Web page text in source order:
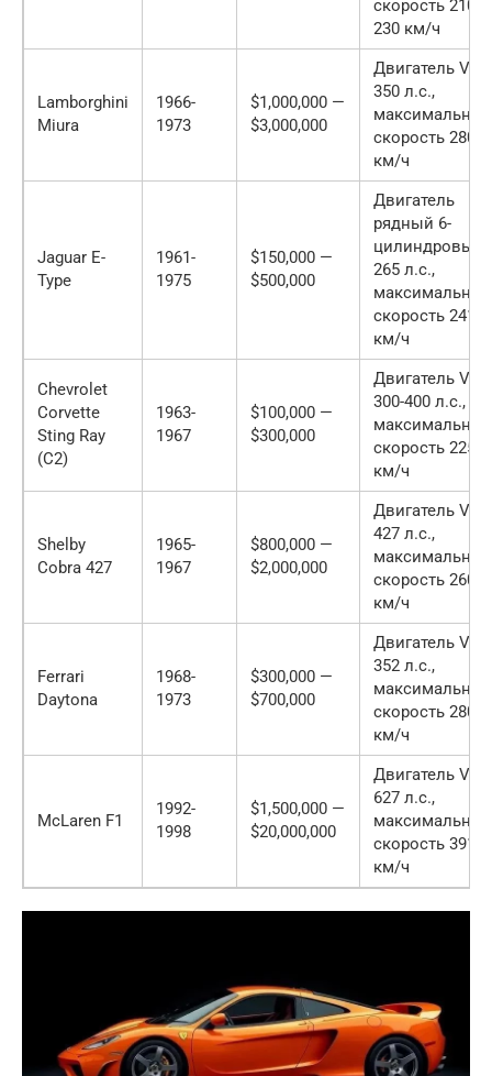
скорость 210-
230 км/ч
Lamborghini
Miura
1966-
1973
$1,000,000 —
$3,000,000
Двигатель V12,
350 л.с.,
максимальная
скорость 280
км/ч
Jaguar E-
Type
1961-
1975
$150,000 —
$500,000
Двигатель
рядный 6-
цилиндровый,
265 л.с.,
максимальная
скорость 241
км/ч
Chevrolet
Corvette
Sting Ray
(C2)
1963-
1967
$100,000 —
$300,000
Двигатель V8,
300-400 л.с.,
максимальная
скорость 225
км/ч
Shelby
Cobra 427
1965-
1967
$800,000 —
$2,000,000
Двигатель V8,
427 л.с.,
максимальная
скорость 260
км/ч
Ferrari
Daytona
1968-
1973
$300,000 —
$700,000
Двигатель V12,
352 л.с.,
максимальная
скорость 280
км/ч
McLaren F1
1992-
1998
$1,500,000 —
$20,000,000
Двигатель V12,
627 л.с.,
максимальная
скорость 391
км/ч